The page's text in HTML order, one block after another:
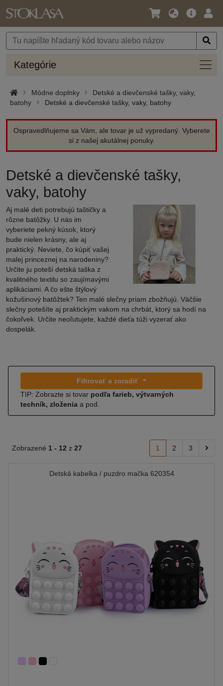
Jazyk
Mena
Hlavná
Kategórie
Módne doplnky
Detské a dievčenské tašky, vaky,
batohy
Detské a dievčenské tašky, vaky, batohy
Ospravedlňujeme sa Vám, ale tovar je už vypredaný. Vyberete
si z našej akutálnej ponuky.
Detské a dievčenské tašky,
vaky, batohy
Aj malé deti potrebujú taštičky a
rôzne batôžky. U nás im
vyberiete pekný kúsok, ktorý
bude nielen krásny, ale aj
praktický. Neviete, čo kúpiť vašej
malej princeznej na narodeniny?
Určite ju poteší detská taška z
kvalitného textilu so zaujímavými
aplikáciami. A čo ešte štýlový
kožušinový batôžtek? Ten malé slečny priam zbožňujú. Väčšie
slečny potešíte aj praktickým vakom na chrbát, ktorý sa hodí na
čokoľvek. Určite neoľutujete, každé dieťa túži vyzerať ako
dospelák.
Filtrovať a zoradiť
TIP: Zobrazte si tovar podľa farieb, výtvarných
techník, zloženia a pod.
Zobrazené 1 - 12 z 27 1 2 3
Detská kabelka / puzdro mačka 620354